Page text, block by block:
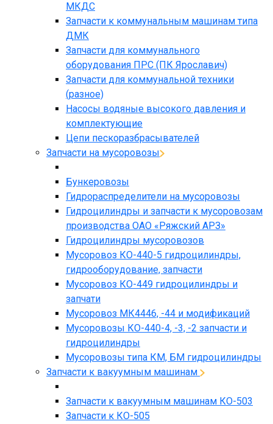
МКДС
Запчасти к коммунальным машинам типа
ДМК
Запчасти для коммунального
оборудования ПРС (ПК Ярославич)
Запчасти для коммунальной техники
(разное)
Насосы водяные высокого давления и
комплектующие
Цепи пескоразбрасывателей
Запчасти на мусоровозы
Бункеровозы
Гидрораспределители на мусоровозы
Гидроцилиндры и запчасти к мусоровозам
производства ОАО «Ряжский АРЗ»
Гидроцилиндры мусоровозов
Мусоровоз КО-440-5 гидроцилиндры,
гидрооборудование, запчасти
Мусоровоз КО-449 гидроцилиндры и
запчати
Мусоровоз МК4446, -44 и модификаций
Мусоровозы КО-440-4, -3, -2 запчасти и
гидроцилиндры
Мусоровозы типа КМ, БМ гидроцилиндры
Запчасти к вакуумным машинам
Запчасти к вакуумным машинам КО-503
Запчасти к КО-505